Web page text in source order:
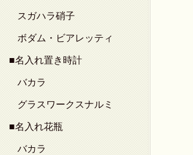
スガハラ硝子
ボダム・ビアレッティ
■名入れ置き時計
バカラ
グラスワークスナルミ
■名入れ花瓶
バカラ